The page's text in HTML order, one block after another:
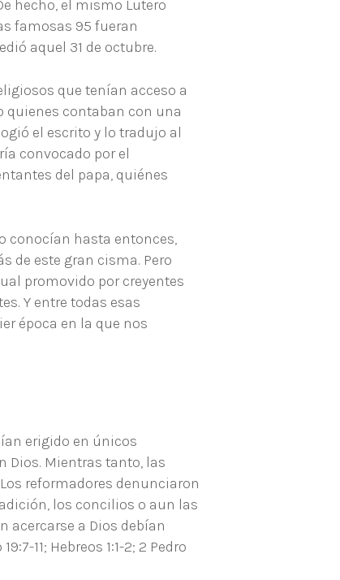
hecho, el mismo Lutero
famosas 95 fueran
aquel 31 de octubre.
que tenían acceso a
quienes contaban con una
el escrito y lo tradujo al
convocado por el
del papa, quiénes
conocían hasta entonces,
de este gran cisma. Pero
promovido por creyentes
Y entre todas esas
época en la que nos
erigido en únicos
Dios. Mientras tanto, las
reformadores denunciaron
los concilios o aun las
acercarse a Dios debían
11; Hebreos 1:1-2; 2 Pedro